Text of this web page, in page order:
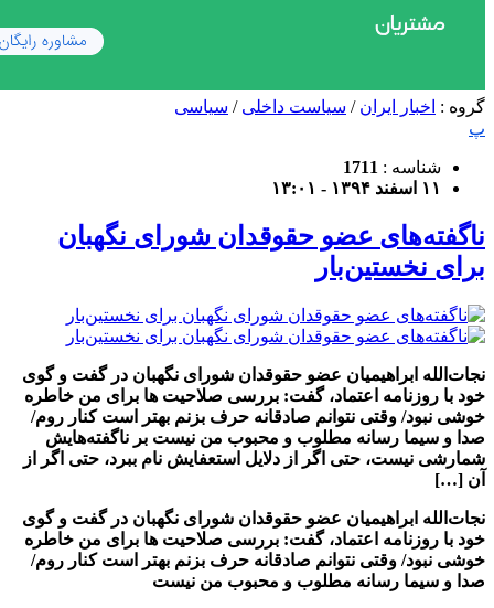
گروه : اخبار ایران / سیاست داخلی / سیاسی
پ
شناسه : 1711
۱۱ اسفند ۱۳۹۴ - ۱۳:۰۱
ناگفته‌های عضو حقوقدان شورای نگهبان
برای نخستین‌بار
نجات‌الله ابراهیمیان عضو حقوقدان شورای نگهبان در گفت و گوی
خود با روزنامه اعتماد، گفت: بررسی صلاحیت ها برای من خاطره
خوشی نبود/ وقتی نتوانم صادقانه حرف بزنم بهتر است کنار روم/
صدا و سیما رسانه مطلوب و محبوب من نیست بر ناگفته‌هایش
شمارشی نیست، حتی اگر از دلایل استعفایش نام ببرد، حتی اگر از
آن […]
نجات‌الله ابراهیمیان عضو حقوقدان شورای نگهبان در گفت و گوی
خود با روزنامه اعتماد، گفت: بررسی صلاحیت ها برای من خاطره
خوشی نبود/ وقتی نتوانم صادقانه حرف بزنم بهتر است کنار روم/
صدا و سیما رسانه مطلوب و محبوب من نیست